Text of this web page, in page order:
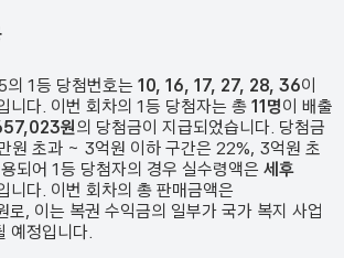
1등 당첨번호는 10, 16, 17, 27, 28, 36이
니다. 이번 회차의 1등 당첨자는 총 11명이 배출
원의 당첨금이 지급되었습니다. 당첨금
원 초과 ~ 3억원 이하 구간은 22%, 3억원 초
되어 1등 당첨자의 경우 실수령액은 세후
니다. 이번 회차의 총 판매금액은
로, 이는 복권 수익금의 일부가 국가 복지 사업
예정입니다.